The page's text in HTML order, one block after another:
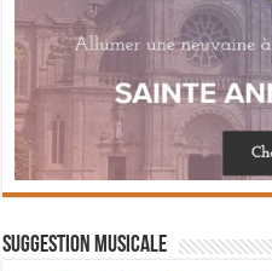
Suggestion musicale